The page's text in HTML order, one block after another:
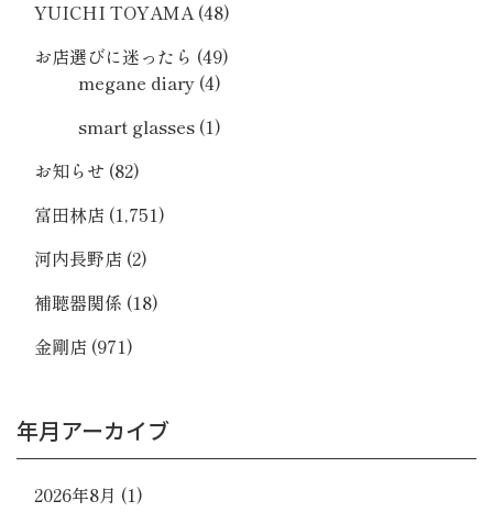
YUICHI TOYAMA (48)
お店選びに迷ったら (49)
megane diary (4)
smart glasses (1)
お知らせ (82)
富田林店 (1,751)
河内長野店 (2)
補聴器関係 (18)
金剛店 (971)
年月アーカイブ
2026年8月 (1)